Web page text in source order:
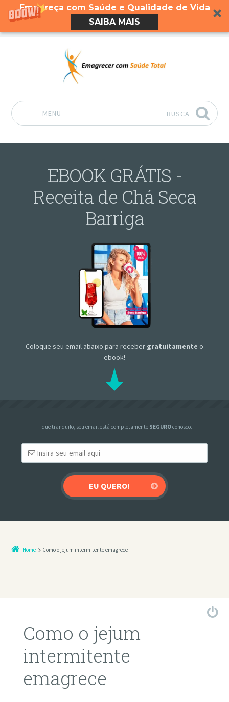
Emagreça com Saúde e Qualidade de Vida
SAIBA MAIS
MENU BUSCA
EBOOK GRÁTIS -
Receita de Chá Seca
Barriga
Coloque seu email abaixo para receber gratuitamente o
ebook!
Fique tranquilo, seu email está completamente SEGUROconosco.
Home Como o jejum intermitente emagrece
Como o jejum
intermitente
emagrece